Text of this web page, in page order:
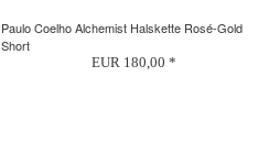
Paulo Coelho Alchemist Halskette Rosé-Gold
Short
EUR 180,00 *